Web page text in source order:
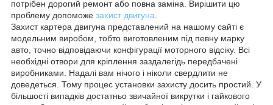
потрібен дорогий ремонт або повна заміна. Вирішити цю
проблему допоможе захист двигуна.
Захист картера двигуна представлений на нашому сайті є
модельним виробом, тобто виготовленим під певну марку
авто, точно відповідаючи конфігурації моторного відсіку. Всі
необхідні отвори для кріплення заздалегідь передбачені
виробниками. Надалі вам нічого і ніколи свердлити не
доведеться. Тому процес установки захисту досить простий. У
більшості випадків достатньо звичайної викрутки і гайкового